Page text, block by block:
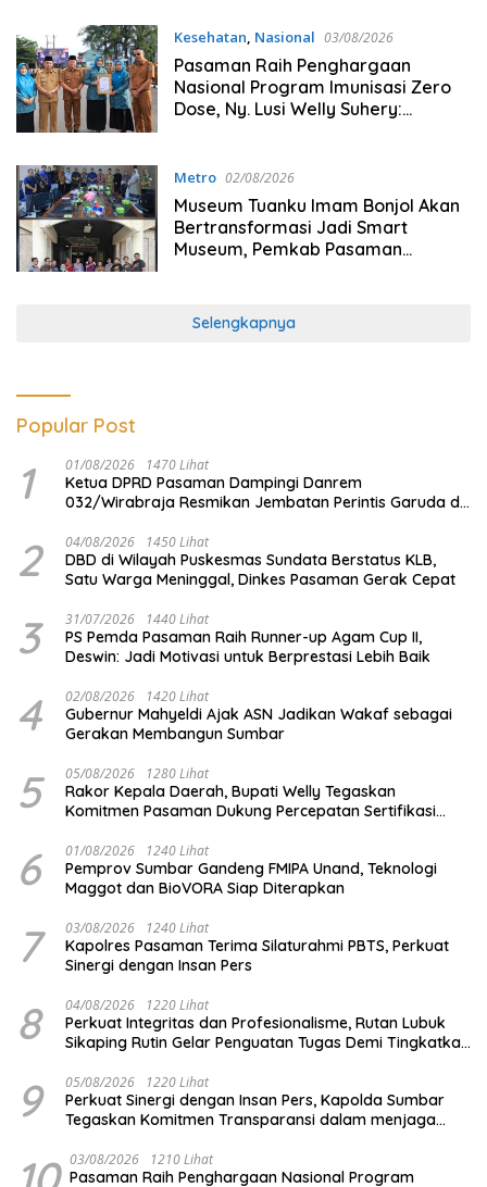
Kesehatan, Nasional 03/08/2026
Pasaman Raih Penghargaan
Nasional Program Imunisasi Zero
Dose, Ny. Lusi Welly Suhery:
Indonesia
Metro 02/08/2026
Museum Tuanku Imam Bonjol Akan
Bertransformasi Jadi Smart
Museum, Pemkab Pasaman
Selengkapnya
Popular Post
1 01/08/2026 1470 Lihat
Ketua DPRD Pasaman Dampingi Danrem
032/Wirabraja Resmikan Jembatan Perintis Garuda di
2 04/08/2026 1450 Lihat
DBD di Wilayah Puskesmas Sundata Berstatus KLB,
Satu Warga Meninggal, Dinkes Pasaman Gerak Cepat
3 31/07/2026 1440 Lihat
PS Pemda Pasaman Raih Runner-up Agam Cup II,
Deswin: Jadi Motivasi untuk Berprestasi Lebih Baik
4 02/08/2026 1420 Lihat
Gubernur Mahyeldi Ajak ASN Jadikan Wakaf sebagai
Gerakan Membangun Sumbar
5 05/08/2026 1280 Lihat
Rakor Kepala Daerah, Bupati Welly Tegaskan
Komitmen Pasaman Dukung Percepatan Sertifikasi
6 01/08/2026 1240 Lihat
Pemprov Sumbar Gandeng FMIPA Unand, Teknologi
Maggot dan BioVORA Siap Diterapkan
7 03/08/2026 1240 Lihat
Kapolres Pasaman Terima Silaturahmi PBTS, Perkuat
Sinergi dengan Insan Pers
8 04/08/2026 1220 Lihat
Perkuat Integritas dan Profesionalisme, Rutan Lubuk
Sikaping Rutin Gelar Penguatan Tugas Demi Tingkatkan
9 05/08/2026 1220 Lihat
Perkuat Sinergi dengan Insan Pers, Kapolda Sumbar
Tegaskan Komitmen Transparansi dalam menjaga
03/08/2026 1210 Lihat
Pasaman Raih Penghargaan Nasional Program